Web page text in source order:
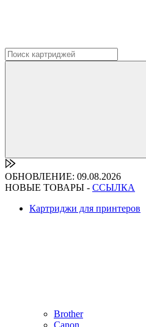
ОБНОВЛЕНИЕ: 09.08.2026
НОВЫЕ ТОВАРЫ - ССЫЛКА
Картриджи для принтеров
Brother
Canon